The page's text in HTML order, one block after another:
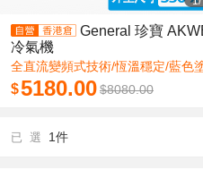
General 珍寶
冷氣機
全直流變頻式技術/恆溫穩定/藍色
$5180.00$8080.00
已 選 1件